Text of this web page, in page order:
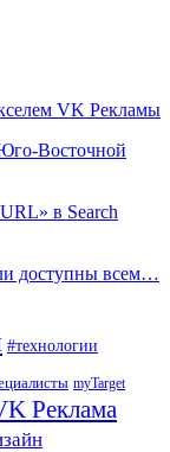
VK Рекламы
Восточной
в Search
доступны всем…
#технологии
myTarget
Реклама